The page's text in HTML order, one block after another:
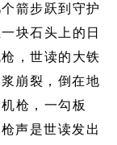
箭步跃到守护
块石头上的日
，世读的大铁
崩裂，倒在地
枪，一勾板
声是世读发出